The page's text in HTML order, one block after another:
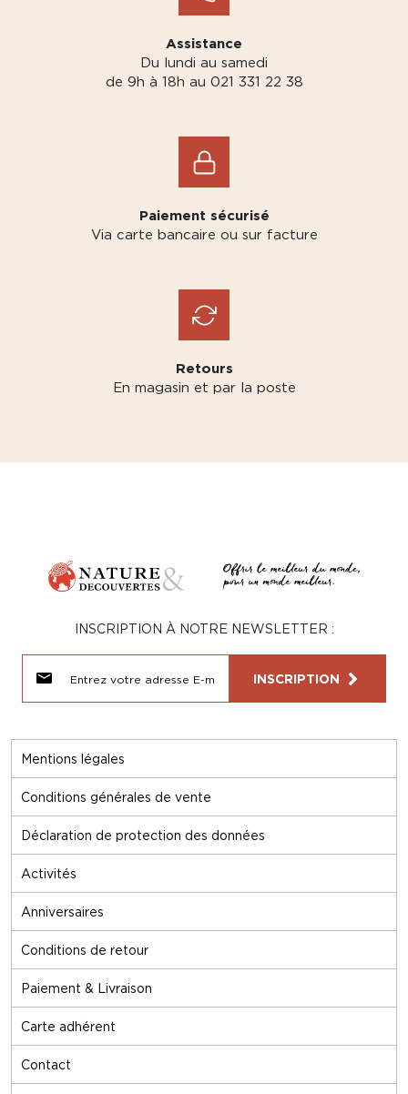
Assistance
Du lundi au samedi
de 9h à 18h au 021 331 22 38
Paiement sécurisé
Via carte bancaire ou sur facture
Retours
En magasin et par la poste
Mentions légales
Conditions générales de vente
Déclaration de protection des données
Activités
Anniversaires
Conditions de retour
Paiement & Livraison
Carte adhérent
Contact
INSCRIPTION À NOTRE NEWSLETTER :
INSCRIPTION